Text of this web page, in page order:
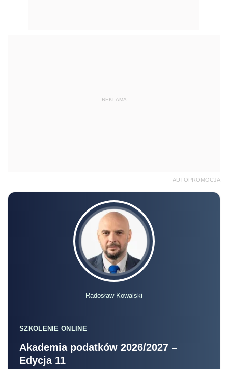
REKLAMA
AUTOPROMOCJA
Radosław Kowalski
SZKOLENIE ONLINE
Akademia podatków 2026/2027 –
Edycja 11